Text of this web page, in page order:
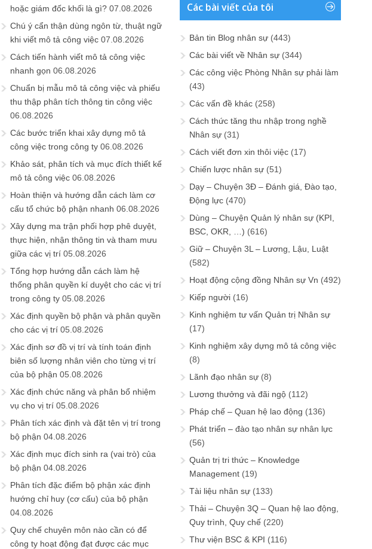
hoặc giám đốc khối là gì? 07.08.2026
Chú ý cẩn thận dùng ngôn từ, thuật ngữ
khi viết mô tả công việc 07.08.2026
Cách tiến hành viết mô tả công việc
nhanh gọn 06.08.2026
Chuẩn bị mẫu mô tả công việc và phiếu
thu thập phân tích thông tin công việc
06.08.2026
Các bước triển khai xây dựng mô tả
công việc trong công ty 06.08.2026
Khảo sát, phân tích và mục đích thiết kế
mô tả công việc 06.08.2026
Hoàn thiện và hướng dẫn cách làm cơ
cấu tổ chức bộ phận nhanh 06.08.2026
Xây dựng ma trận phối hợp phê duyệt,
thực hiện, nhận thông tin và tham mưu
giữa các vị trí 05.08.2026
Tổng hợp hướng dẫn cách làm hệ
thống phân quyền kí duyệt cho các vị trí
trong công ty 05.08.2026
Xác định quyền bộ phận và phân quyền
cho các vị trí 05.08.2026
Xác định sơ đồ vị trí và tính toán định
biên số lượng nhân viên cho từng vị trí
của bộ phận 05.08.2026
Xác định chức năng và phân bổ nhiệm
vụ cho vị trí 05.08.2026
Phân tích xác định và đặt tên vị trí trong
bộ phận 04.08.2026
Xác định mục đích sinh ra (vai trò) của
bộ phận 04.08.2026
Phân tích đặc điểm bộ phận xác định
hướng chỉ huy (cơ cấu) của bộ phận
04.08.2026
Quy chế chuyên môn nào cần có để
công ty hoạt động đạt được các mục
Các bài viết của tôi
Bản tin Blog nhân sự (443)
Các bài viết về Nhân sự (344)
Các công việc Phòng Nhân sự phải làm
(43)
Các vấn đề khác (258)
Cách thức tăng thu nhập trong nghề
Nhân sự (31)
Cách viết đơn xin thôi việc (17)
Chiến lược nhân sự (51)
Dạy – Chuyện 3Đ – Đánh giá, Đào tạo,
Động lực (470)
Dùng – Chuyện Quản lý nhân sự (KPI,
BSC, OKR, …) (616)
Giữ – Chuyện 3L – Lương, Lậu, Luật
(582)
Hoạt động cộng đồng Nhân sự Vn (492)
Kiếp người (16)
Kinh nghiệm tư vấn Quản trị Nhân sự
(17)
Kinh nghiệm xây dựng mô tả công việc
(8)
Lãnh đạo nhân sự (8)
Lương thưởng và đãi ngộ (112)
Pháp chế – Quan hệ lao động (136)
Phát triển – đào tạo nhân sự nhân lực
(56)
Quản trị tri thức – Knowledge
Management (19)
Tài liệu nhân sự (133)
Thải – Chuyện 3Q – Quan hệ lao động,
Quy trình, Quy chế (220)
Thư viện BSC & KPI (116)